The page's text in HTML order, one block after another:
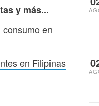
y más...
en
en Filipinas